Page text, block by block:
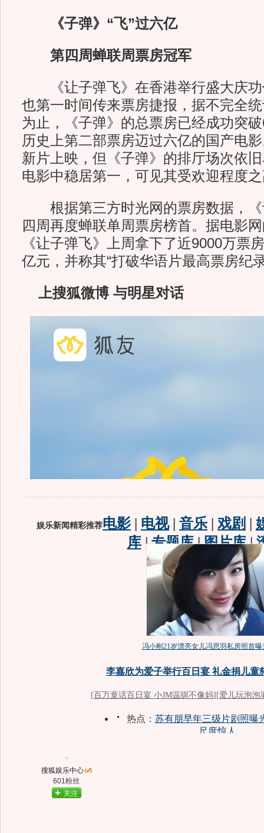
《子弹》“飞”过六亿
第四周蝉联周票房冠军
《让子弹飞》在香港举行盛大庆功
也第一时间传来票房捷报，据不完全
为止，《子弹》的总票房已经成功突
历史上第二部票房迈过六亿的国产电
新片上映，但《子弹》的排厅场次依
电影中稳居第一，可见其受欢迎程度
根据第三方时光网的票房数据，《
四周再度蝉联单周票房榜首。据电影
《让子弹飞》上周拿下了近9000万票
亿元，并称其“打破华语片最高票房纪
上搜狐微博 与明星对话
搜狐娱乐中心
601粉丝
关注